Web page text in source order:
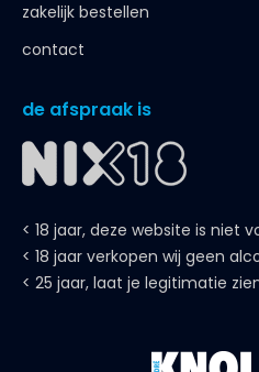
zakelijk bestellen
contact
de afspraak is
< 18 jaar, deze website is niet
< 18 jaar verkopen wij geen
< 25 jaar, laat je legitimatie